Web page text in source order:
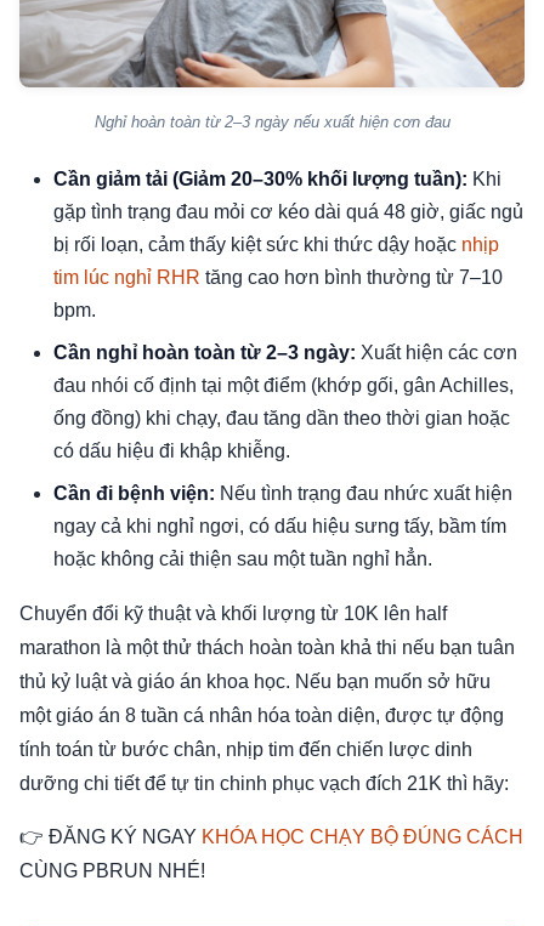
Nghỉ hoàn toàn từ 2–3 ngày nếu xuất hiện cơn đau
Cần giảm tải (Giảm 20–30% khối lượng tuần): Khi
gặp tình trạng đau mỏi cơ kéo dài quá 48 giờ, giấc ngủ
bị rối loạn, cảm thấy kiệt sức khi thức dậy hoặc nhịp
tim lúc nghỉ RHR tăng cao hơn bình thường từ 7–10
bpm.
Cần nghỉ hoàn toàn từ 2–3 ngày: Xuất hiện các cơn
đau nhói cố định tại một điểm (khớp gối, gân Achilles,
ống đồng) khi chạy, đau tăng dần theo thời gian hoặc
có dấu hiệu đi khập khiễng.
Cần đi bệnh viện: Nếu tình trạng đau nhức xuất hiện
ngay cả khi nghỉ ngơi, có dấu hiệu sưng tấy, bầm tím
hoặc không cải thiện sau một tuần nghỉ hẳn.
Chuyển đổi kỹ thuật và khối lượng từ 10K lên half
marathon là một thử thách hoàn toàn khả thi nếu bạn tuân
thủ kỷ luật và giáo án khoa học. Nếu bạn muốn sở hữu
một giáo án 8 tuần cá nhân hóa toàn diện, được tự động
tính toán từ bước chân, nhịp tim đến chiến lược dinh
dưỡng chi tiết để tự tin chinh phục vạch đích 21K thì hãy:
👉 ĐĂNG KÝ NGAY KHÓA HỌC CHẠY BỘ ĐÚNG CÁCH
CÙNG PBRUN NHÉ!